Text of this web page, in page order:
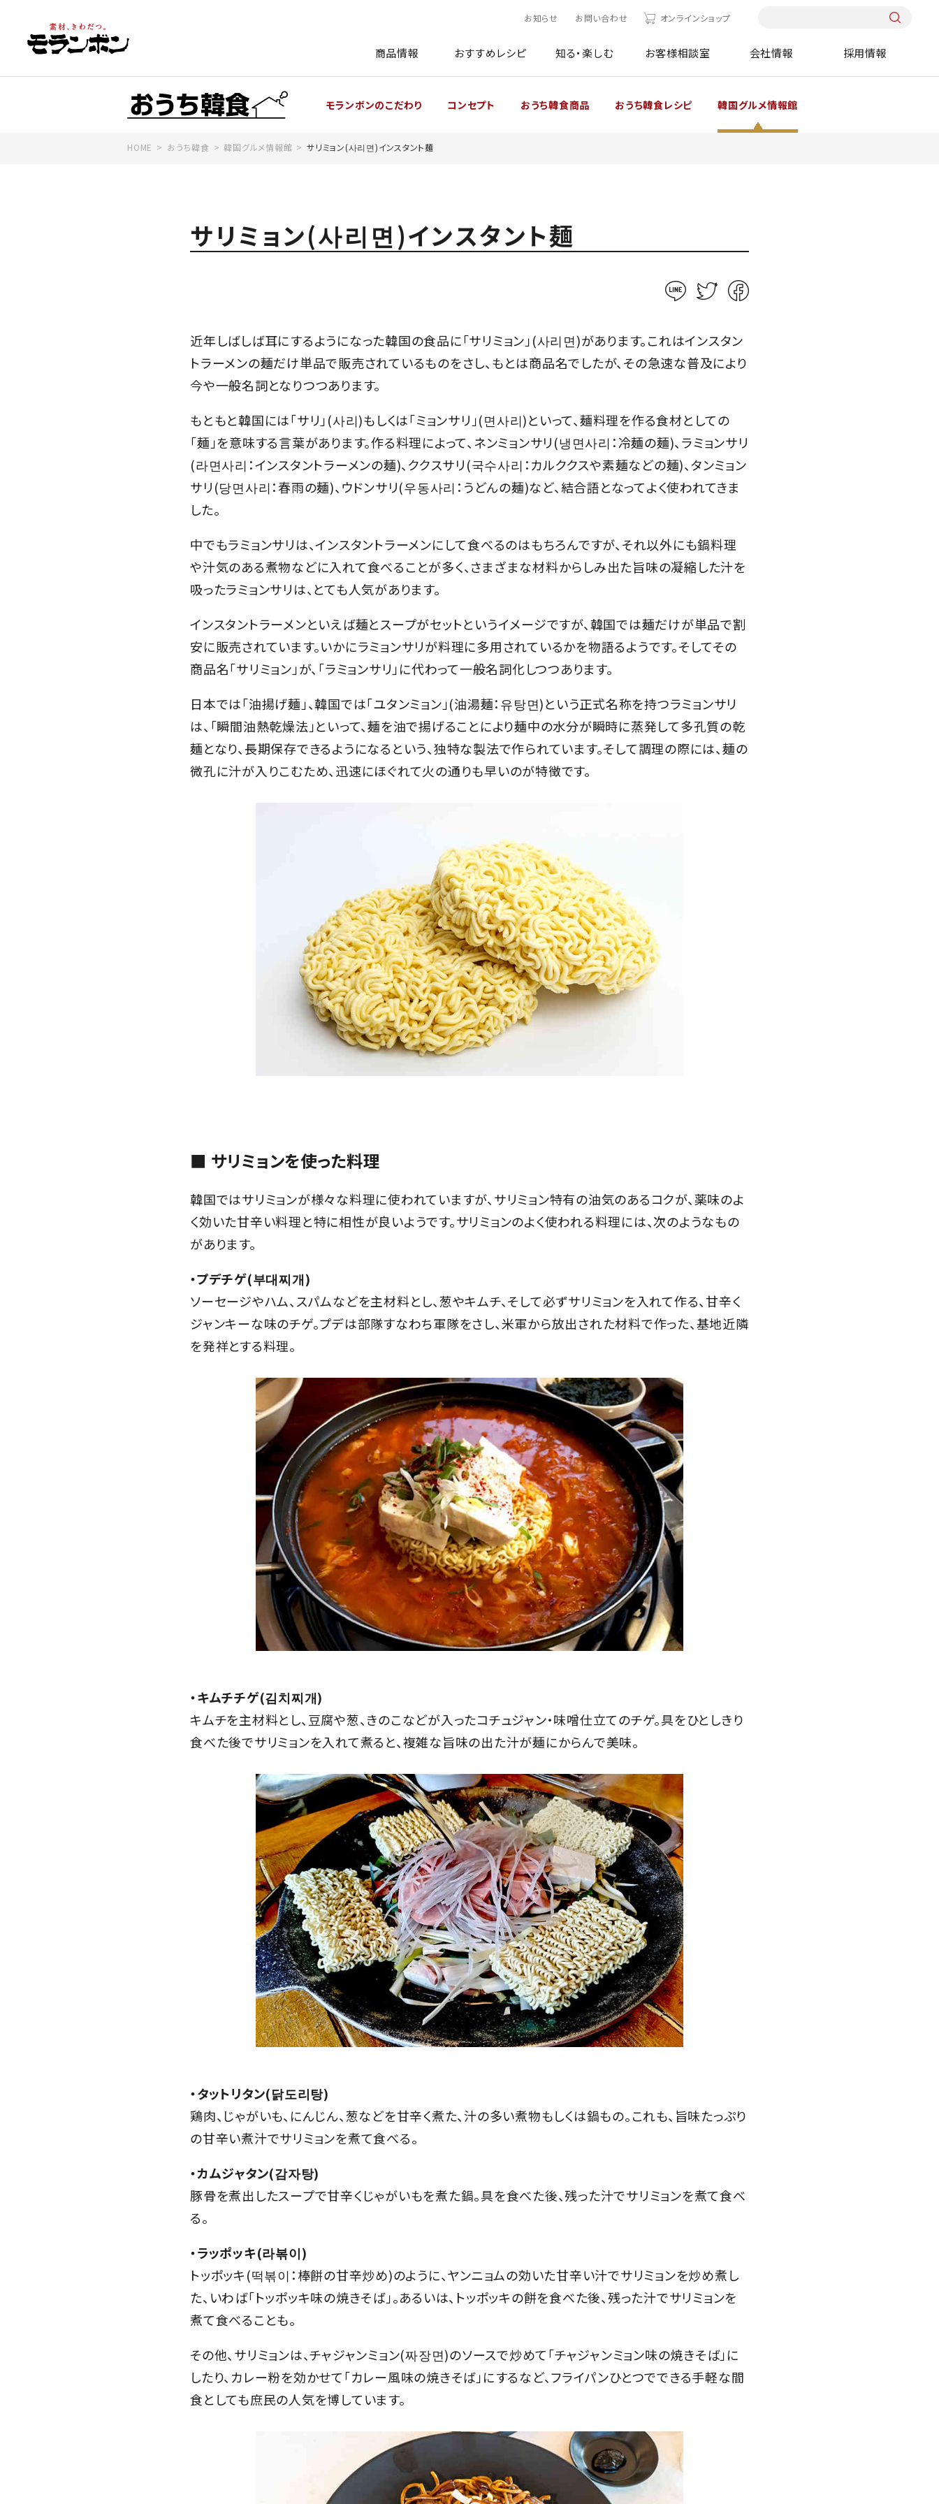
お知らせ お問い合わせ オンラインショップ
商品情報 おすすめレシピ 知る・楽しむ お客様相談室 会社情報 採用情報
モランボンのこだわり コンセプト おうち韓食商品 おうち韓食レシピ 韓国グルメ情報館
HOME おうち韓食 韓国グルメ情報館 サリミョン(사리면)インスタント麺
サリミョン(사리면)インスタント麺
近年しばしば耳にするようになった韓国の食品に「サリミョン」(사리면)があります。これはインスタン
トラーメンの麺だけ単品で販売されているものをさし、もとは商品名でしたが、その急速な普及により
今や一般名詞となりつつあります。
もともと韓国には「サリ」(사리)もしくは「ミョンサリ」(면사리)といって、麺料理を作る食材としての
「麺」を意味する言葉があります。作る料理によって、ネンミョンサリ(냉면사리：冷麺の麺)、ラミョンサリ
(라면사리：インスタントラーメンの麺)、ククスサリ(국수사리：カルククスや素麺などの麺)、タンミョン
サリ(당면사리：春雨の麺)、ウドンサリ(우동사리：うどんの麺)など、結合語となってよく使われてきま
した。
中でもラミョンサリは、インスタントラーメンにして食べるのはもちろんですが、それ以外にも鍋料理
や汁気のある煮物などに入れて食べることが多く、さまざまな材料からしみ出た旨味の凝縮した汁を
吸ったラミョンサリは、とても人気があります。
インスタントラーメンといえば麺とスープがセットというイメージですが、韓国では麺だけが単品で割
安に販売されています。いかにラミョンサリが料理に多用されているかを物語るようです。そしてその
商品名「サリミョン」が、「ラミョンサリ」に代わって一般名詞化しつつあります。
日本では「油揚げ麺」、韓国では「ユタンミョン」(油湯麺：유탕면)という正式名称を持つラミョンサリ
は、「瞬間油熱乾燥法」といって、麺を油で揚げることにより麺中の水分が瞬時に蒸発して多孔質の乾
麺となり、長期保存できるようになるという、独特な製法で作られています。そして調理の際には、麺の
微孔に汁が入りこむため、迅速にほぐれて火の通りも早いのが特徴です。
■ サリミョンを使った料理
韓国ではサリミョンが様々な料理に使われていますが、サリミョン特有の油気のあるコクが、薬味のよ
く効いた甘辛い料理と特に相性が良いようです。サリミョンのよく使われる料理には、次のようなもの
があります。
・プデチゲ(부대찌개)
ソーセージやハム、スパムなどを主材料とし、葱やキムチ、そして必ずサリミョンを入れて作る、甘辛く
ジャンキーな味のチゲ。プデは部隊すなわち軍隊をさし、米軍から放出された材料で作った、基地近隣
を発祥とする料理。
・キムチチゲ(김치찌개)
キムチを主材料とし、豆腐や葱、きのこなどが入ったコチュジャン・味噌仕立てのチゲ。具をひとしきり
食べた後でサリミョンを入れて煮ると、複雑な旨味の出た汁が麺にからんで美味。
・タットリタン(닭도리탕)
鶏肉、じゃがいも、にんじん、葱などを甘辛く煮た、汁の多い煮物もしくは鍋もの。これも、旨味たっぷり
の甘辛い煮汁でサリミョンを煮て食べる。
・カムジャタン(감자탕)
豚骨を煮出したスープで甘辛くじゃがいもを煮た鍋。具を食べた後、残った汁でサリミョンを煮て食べ
る。
・ラッポッキ(라볶이)
トッポッキ(떡볶이：棒餅の甘辛炒め)のように、ヤンニョムの効いた甘辛い汁でサリミョンを炒め煮し
た、いわば「トッポッキ味の焼きそば」。あるいは、トッポッキの餅を食べた後、残った汁でサリミョンを
煮て食べることも。
その他、サリミョンは、チャジャンミョン(짜장면)のソースで炒めて「チャジャンミョン味の焼きそば」に
したり、カレー粉を効かせて「カレー風味の焼きそば」にするなど、フライパンひとつでできる手軽な間
食としても庶民の人気を博しています。